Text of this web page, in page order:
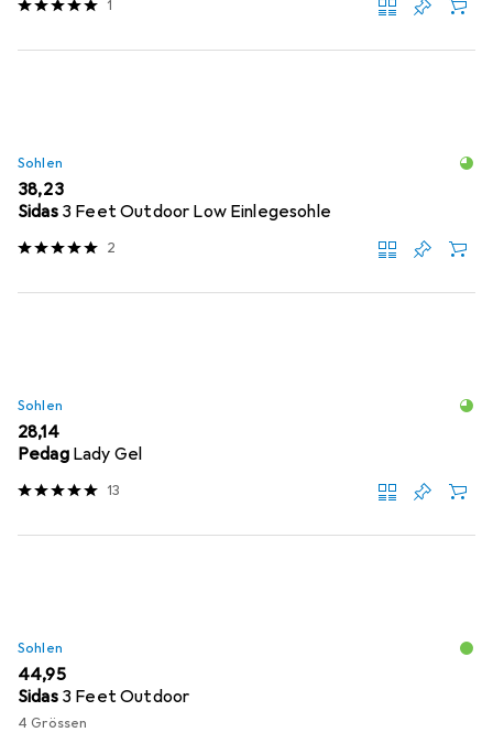
1
Sohlen
EUR
38,23
Sidas 3 Feet Outdoor Low Einlegesohle
2
Sohlen
EUR
28,14
Pedag Lady Gel
13
Sohlen
EUR
44,95
Sidas 3 Feet Outdoor
4 Grössen